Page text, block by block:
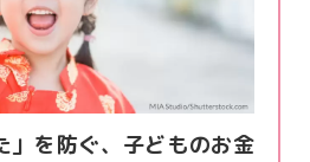
」を防ぐ、子どものお金